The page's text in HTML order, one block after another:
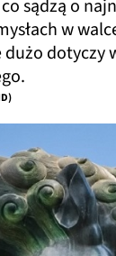
sądzą o
w
dotyczy